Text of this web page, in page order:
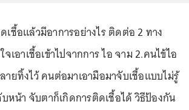
ชื้อแล้วมีอาการอย่างไร ติดต่อ 2 ทาง
เอาเชื้อเข้าไปจากการ ไอ จาม 2.คนไข้ไอ
ายทิ้งไว้ คนต่อมาเอามือมาจับเชื้อแบบไม่รู้
หน้า จับตาก็เกิดการติดเชื้อได้ วิธีป้องกัน